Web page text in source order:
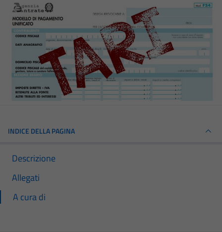
INDICE DELLA PAGINA
Descrizione
Allegati
A cura di